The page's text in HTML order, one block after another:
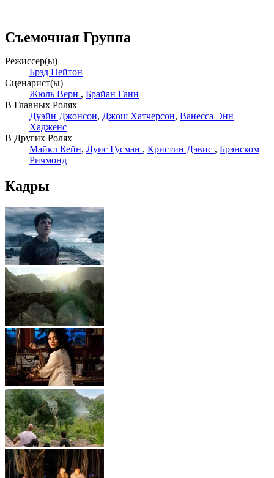
Съемочная Группа
Режиссер(ы)
Брэд Пейтон
Сценарист(ы)
Жюль Верн , Брайан Ганн
В Главных Ролях
Дуэйн Джонсон, Джош Хатчерсон, Ванесса Энн
Хадженс
В Других Ролях
Майкл Кейн, Луис Гусман , Кристин Дэвис , Брэнском
Ричмонд
Кадры